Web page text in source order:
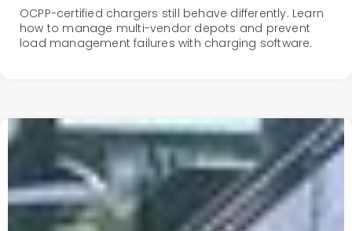
OCPP-certified chargers still behave differently. Learn
how to manage multi-vendor depots and prevent
load management failures with charging software.